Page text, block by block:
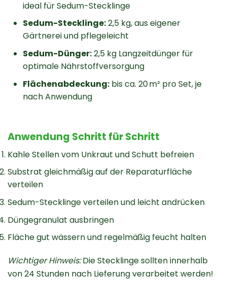
ideal für Sedum-Stecklinge
Sedum-Stecklinge:2,5 kg, aus eigener
Gärtnerei und pflegeleicht
Sedum-Dünger:2,5 kg Langzeitdünger für
optimale Nährstoffversorgung
Flächenabdeckung: bis ca. 20 m² pro Set, je
nach Anwendung
Anwendung Schritt für Schritt
Kahle Stellen vom Unkraut und Schutt befreien
Substrat gleichmäßig auf der Reparaturfläche
verteilen
Sedum-Stecklinge verteilen und leicht andrücken
Düngegranulat ausbringen
Fläche gut wässern und regelmäßig feucht halten
Wichtiger Hinweis:Die Stecklinge sollten innerhalb
von 24 Stunden nach Lieferung verarbeitet werden!